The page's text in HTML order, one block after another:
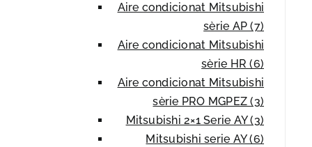
Aire condicionat Mitsubishi
sèrie AP (7)
Aire condicionat Mitsubishi
sèrie HR (6)
Aire condicionat Mitsubishi
sèrie PRO MGPEZ (3)
Mitsubishi 2×1 Serie AY (3)
Mitsubishi serie AY (6)